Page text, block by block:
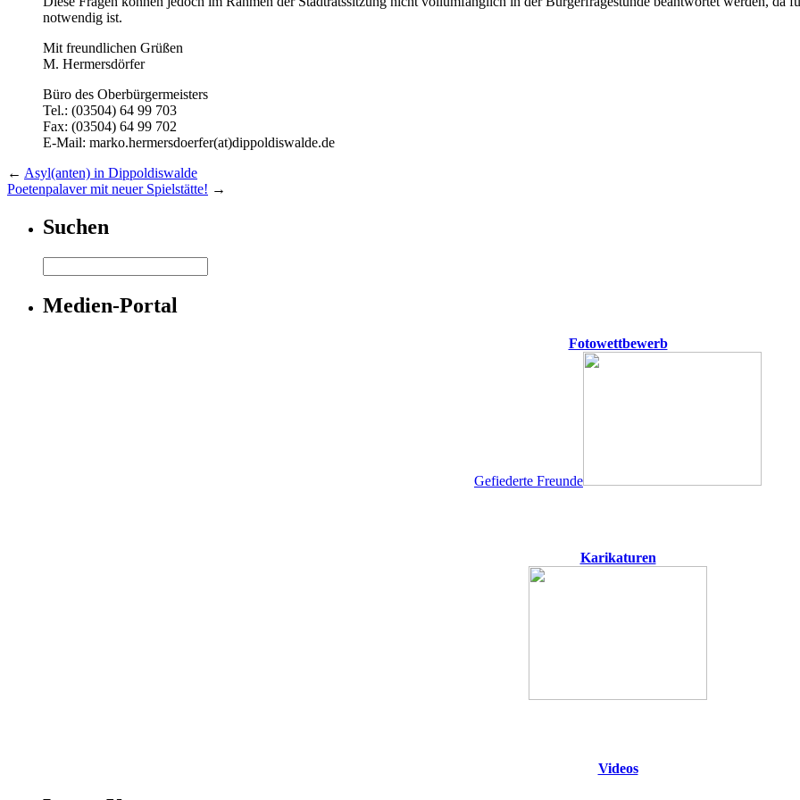
notwendig ist.
Mit freundlichen Grüßen
M. Hermersdörfer
Büro des Oberbürgermeisters
Tel.: (03504) 64 99 703
Fax: (03504) 64 99 702
E-Mail: marko.hermersdoerfer(at)dippoldiswalde.de
← Asyl(anten) in Dippoldiswalde
Poetenpalaver mit neuer Spielstätte! →
Suchen
Medien-Portal
Fotowettbewerb
Gefiederte Freunde
Karikaturen
Videos